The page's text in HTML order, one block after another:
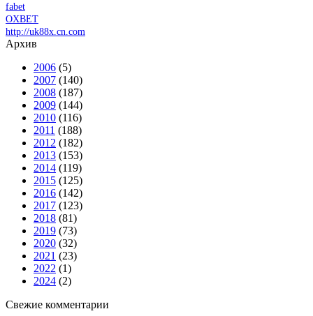
fabet
OXBET
http://uk88x.cn.com
Архив
2006 (5)
2007 (140)
2008 (187)
2009 (144)
2010 (116)
2011 (188)
2012 (182)
2013 (153)
2014 (119)
2015 (125)
2016 (142)
2017 (123)
2018 (81)
2019 (73)
2020 (32)
2021 (23)
2022 (1)
2024 (2)
Свежие комментарии